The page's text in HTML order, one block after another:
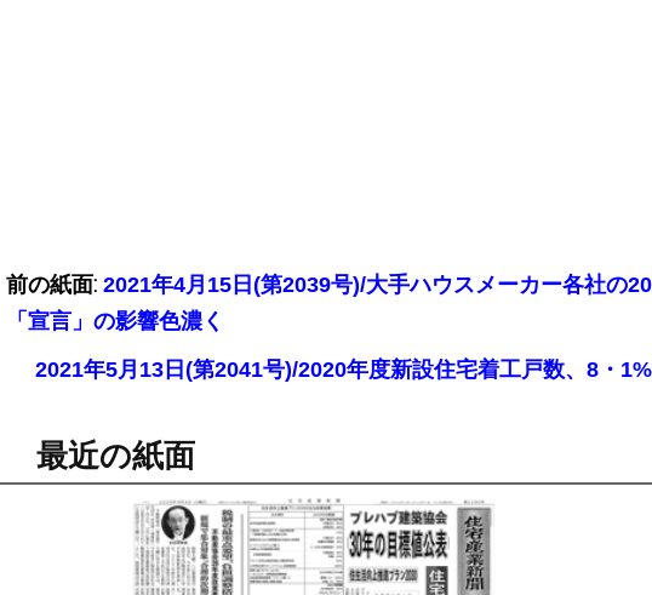
前の紙面: 2021年4月15日(第2039号)/大手ハウスメーカー各社の
「宣言」の影響色濃く
2021年5月13日(第2041号)/2020年度新設住宅着工戸数、8・
最近の紙面